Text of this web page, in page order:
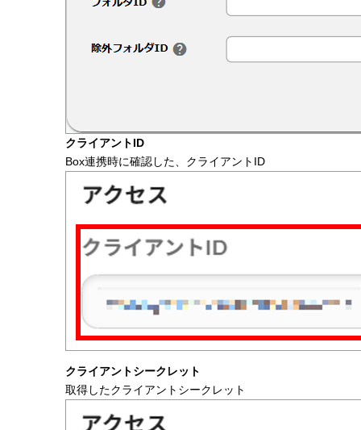
クライアントID
Box連携時に確認した、クライアントID
クライアントシークレット
取得したクライアントシークレット